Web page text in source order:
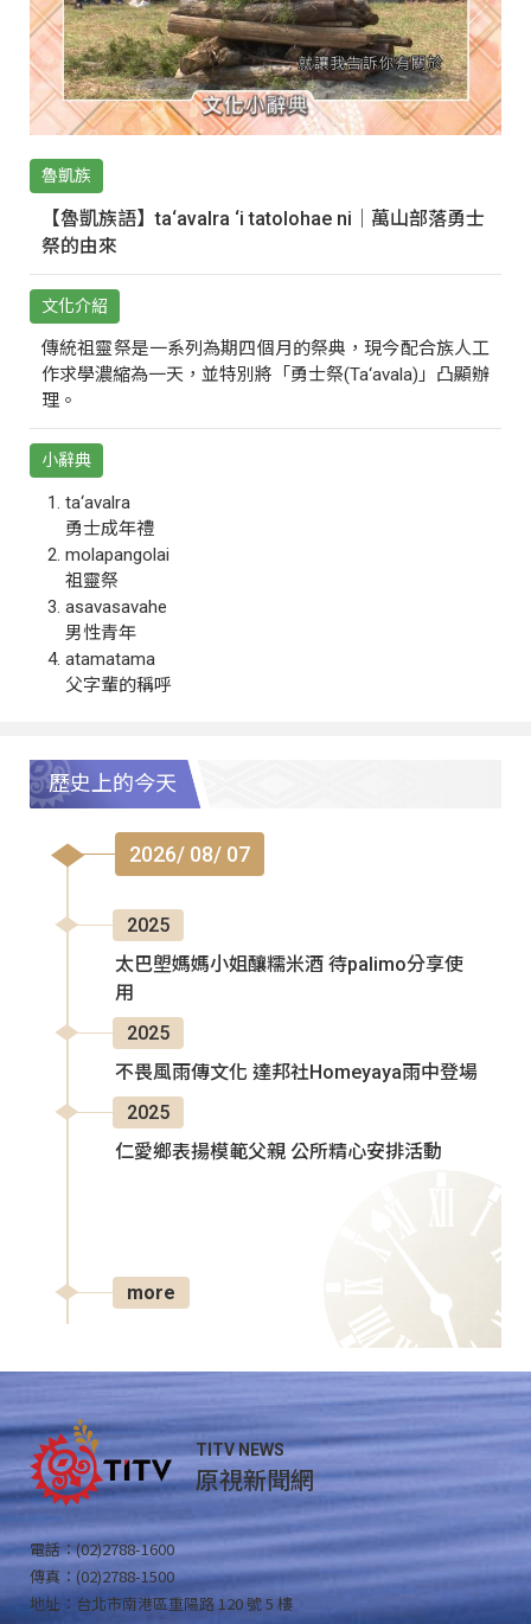
魯凱族
【魯凱族語】ta‘avalra ‘i tatolohae ni｜萬山部落勇士
祭的由來
文化介紹
傳統祖靈祭是一系列為期四個月的祭典，現今配合族人工
作求學濃縮為一天，並特別將「勇士祭(Ta‘avala)」凸顯辦
理。
小辭典
ta‘avalra
勇士成年禮
molapangolai
祖靈祭
asavasavahe
男性青年
atamatama
父字輩的稱呼
歷史上的今天
2026/ 08/ 07
2025
太巴塱媽媽小姐釀糯米酒 待palimo分享使
用
2025
不畏風雨傳文化 達邦社Homeyaya雨中登場
2025
仁愛鄉表揚模範父親 公所精心安排活動
more
TITV NEWS
原視新聞網
電話：(02)2788-1600
傳真：(02)2788-1500
地址：台北市南港區重陽路 120 號 5 樓